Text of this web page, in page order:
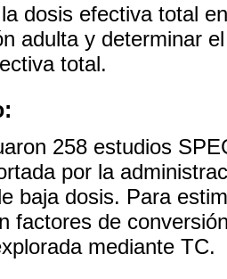
dosis efectiva total
adulta y determinar
total.
258 estudios
por la
baja dosis. Para
factores de
mediante TC.